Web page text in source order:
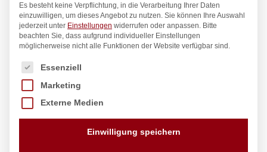
Es besteht keine Verpflichtung, in die Verarbeitung Ihrer Daten
einzuwilligen, um dieses Angebot zu nutzen. Sie können Ihre Auswahl
jederzeit unter Einstellungen widerrufen oder anpassen. Bitte
beachten Sie, dass aufgrund individueller Einstellungen
möglicherweise nicht alle Funktionen der Website verfügbar sind.
Es folgt eine Liste der Service-Gruppen, für die eine
Essenziell
Marketing
Externe Medien
Einwilligung speichern